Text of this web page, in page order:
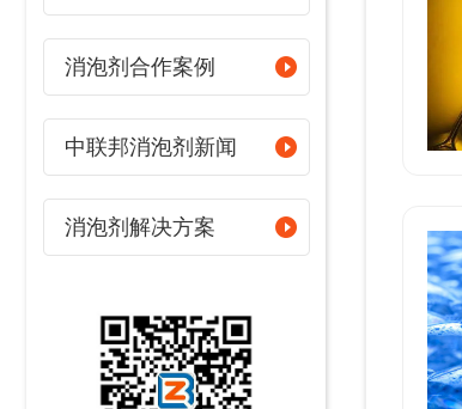
消泡剂合作案例
中联邦消泡剂新闻
消泡剂解决方案